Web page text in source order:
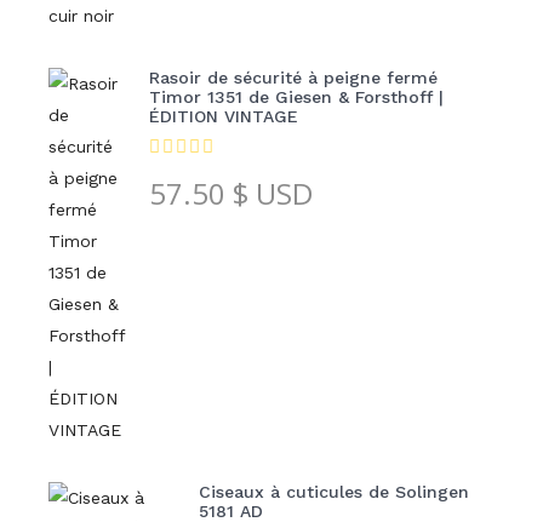
Rasoir de sécurité à peigne fermé
Timor 1351 de Giesen & Forsthoff |
ÉDITION VINTAGE
57.50 $ USD
Ciseaux à cuticules de Solingen
5181 AD